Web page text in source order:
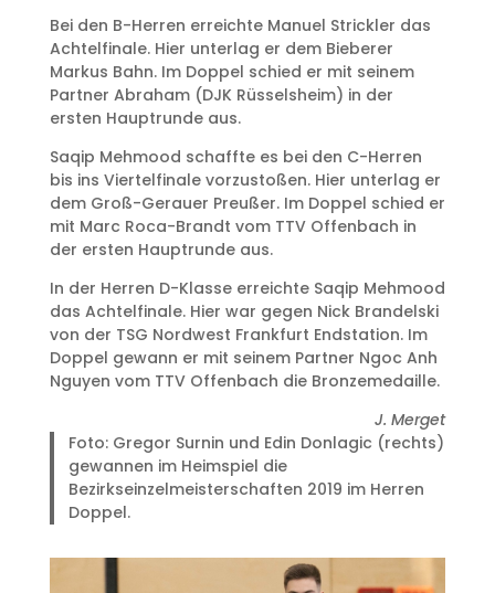
Bei den B-Herren erreichte Manuel Strickler das
Achtelfinale. Hier unterlag er dem Bieberer
Markus Bahn. Im Doppel schied er mit seinem
Partner Abraham (DJK Rüsselsheim) in der
ersten Hauptrunde aus.
Saqip Mehmood schaffte es bei den C-Herren
bis ins Viertelfinale vorzustoßen. Hier unterlag er
dem Groß-Gerauer Preußer. Im Doppel schied er
mit Marc Roca-Brandt vom TTV Offenbach in
der ersten Hauptrunde aus.
In der Herren D-Klasse erreichte Saqip Mehmood
das Achtelfinale. Hier war gegen Nick Brandelski
von der TSG Nordwest Frankfurt Endstation. Im
Doppel gewann er mit seinem Partner Ngoc Anh
Nguyen vom TTV Offenbach die Bronzemedaille.
J. Merget
Foto: Gregor Surnin und Edin Donlagic (rechts)
gewannen im Heimspiel die
Bezirkseinzelmeisterschaften 2019 im Herren
Doppel.